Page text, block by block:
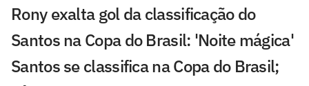
Rony exalta gol da classificação do
Santos na Copa do Brasil: 'Noite mágica'
Santos se classifica na Copa do Brasil;